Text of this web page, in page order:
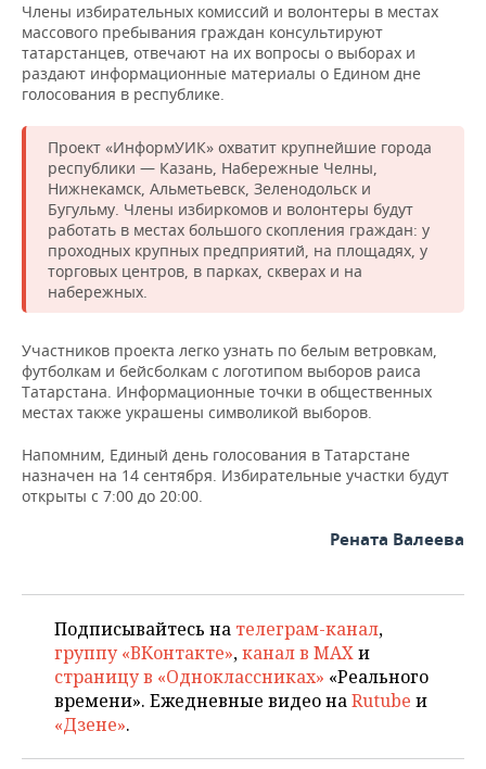
ФИГУРНОЕ КАТАНИЕ
ВОДНЫЕ ВИДЫ СПОРТА
ХОККЕЙ С МЯЧОМ
МЕДИЦИНА
ОБРАЗОВАНИЕ
ПРОИСШЕСТВИЯ
Члены избирательных комиссий и волонтеры в местах
массового пребывания граждан консультируют
татарстанцев, отвечают на их вопросы о выборах и
раздают информационные материалы о Едином дне
голосования в республике.
Проект «ИнформУИК» охватит крупнейшие города
республики — Казань, Набережные Челны,
Нижнекамск, Альметьевск, Зеленодольск и
Бугульму. Члены избиркомов и волонтеры будут
работать в местах большого скопления граждан: у
проходных крупных предприятий, на площадях, у
торговых центров, в парках, скверах и на
набережных.
Участников проекта легко узнать по белым ветровкам,
футболкам и бейсболкам с логотипом выборов раиса
Татарстана. Информационные точки в общественных
местах также украшены символикой выборов.
Напомним, Единый день голосования в Татарстане
назначен на 14 сентября. Избирательные участки будут
открыты с 7:00 до 20:00.
Рената Валеева
Подписывайтесь на телеграм-канал,
группу «ВКонтакте»,канал в MAXи
страницу в «Одноклассниках» «Реального
времени». Ежедневные видео наRutube и
«Дзене».